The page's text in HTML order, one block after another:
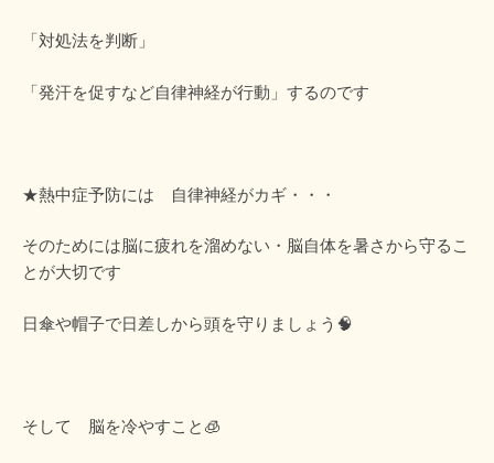
「対処法を判断」
「発汗を促すなど自律神経が行動」するのです
★熱中症予防には 自律神経がカギ・・・
そのためには脳に疲れを溜めない・脳自体を暑さから守るこ
とが大切です
日傘や帽子で日差しから頭を守りましょう🧠
そして 脳を冷やすこと🧊